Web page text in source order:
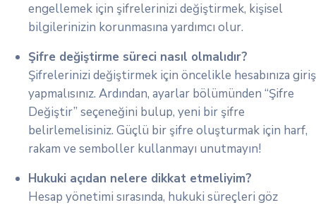
engellemek için şifrelerinizi değiştirmek, kişisel
bilgilerinizin korunmasına yardımcı olur.
Şifre değiştirme süreci nasıl olmalıdır?
Şifrelerinizi değiştirmek için öncelikle hesabınıza giriş
yapmalısınız. Ardından, ayarlar bölümünden “Şifre
Değiştir” seçeneğini bulup, yeni bir şifre
belirlemelisiniz. Güçlü bir şifre oluşturmak için harf,
rakam ve semboller kullanmayı unutmayın!
Hukuki açıdan nelere dikkat etmeliyim?
Hesap yönetimi sırasında, hukuki süreçleri göz